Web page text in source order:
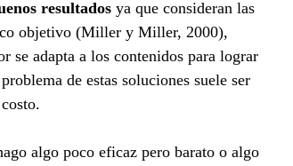
resultados ya que consideran las
objetivo (Miller y Miller, 2000),
se adapta a los contenidos para lograr
de estas soluciones suele ser
algo poco eficaz pero barato o algo